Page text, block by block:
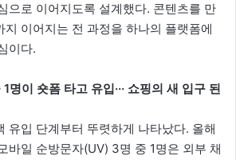
으로 이어지도록 설계했다. 콘텐츠를 만
지 이어지는 전 과정을 하나의 플랫폼에
이다.
이 숏폼 타고 유입··· 쇼핑의 새 입구 된
유입 단계부터 뚜렷하게 나타났다. 올해
바일 순방문자(UV) 3명 중 1명은 외부 채